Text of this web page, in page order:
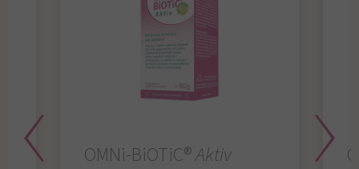
OMNi-BiOTiC®Aktiv